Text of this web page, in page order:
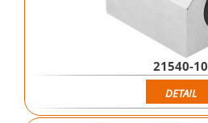
21540-10
DETAIL